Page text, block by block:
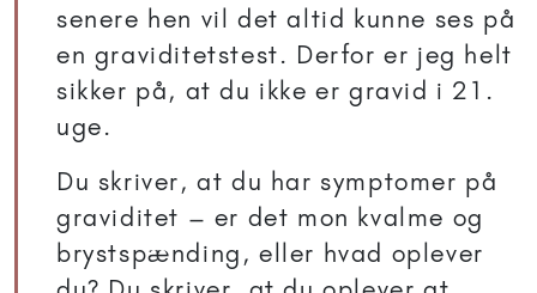
senere hen vil det altid kunne ses på
en graviditetstest. Derfor er jeg helt
sikker på, at du ikke er gravid i 21.
uge.
Du skriver, at du har symptomer på
graviditet – er det mon kvalme og
brystspænding, eller hvad oplever